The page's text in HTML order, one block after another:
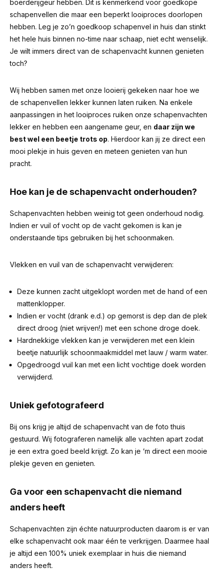
boerderijgeur hebben. Dit is kenmerkend voor goedkope
schapenvellen die maar een beperkt looiproces doorlopen
hebben. Leg je zo’n goedkoop schapenvel in huis dan stinkt
het hele huis binnen no-time naar schaap, niet echt wenselijk.
Je wilt immers direct van de schapenvacht kunnen genieten
toch?
Wij hebben samen met onze looierij gekeken naar hoe we
de schapenvellen lekker kunnen laten ruiken. Na enkele
aanpassingen in het looiproces ruiken onze schapenvachten
lekker en hebben een aangename geur, en daar zijn we
best wel een beetje trots op. Hierdoor kan jij ze direct een
mooi plekje in huis geven en meteen genieten van hun
pracht.
Hoe kan je de schapenvacht onderhouden?
Schapenvachten hebben weinig tot geen onderhoud nodig.
Indien er vuil of vocht op de vacht gekomen is kan je
onderstaande tips gebruiken bij het schoonmaken.
Vlekken en vuil van de schapenvacht verwijderen:
Deze kunnen zacht uitgeklopt worden met de hand of een
mattenklopper.
Indien er vocht (drank e.d.) op gemorst is dep dan de plek
direct droog (niet wrijven!) met een schone droge doek.
Hardnekkige vlekken kan je verwijderen met een klein
beetje natuurlijk schoonmaakmiddel met lauw / warm water.
Opgedroogd vuil kan met een licht vochtige doek worden
verwijderd.
Uniek gefotografeerd
Bij ons krijg je altijd de schapenvacht van de foto thuis
gestuurd. Wij fotograferen namelijk alle vachten apart zodat
je een extra goed beeld krijgt. Zo kan je ‘m direct een mooie
plekje geven en genieten.
Ga voor een schapenvacht die niemand
anders heeft
Schapenvachten zijn échte natuurproducten daarom is er van
elke schapenvacht ook maar één te verkrijgen. Daarmee haal
je altijd een 100% uniek exemplaar in huis die niemand
anders heeft.